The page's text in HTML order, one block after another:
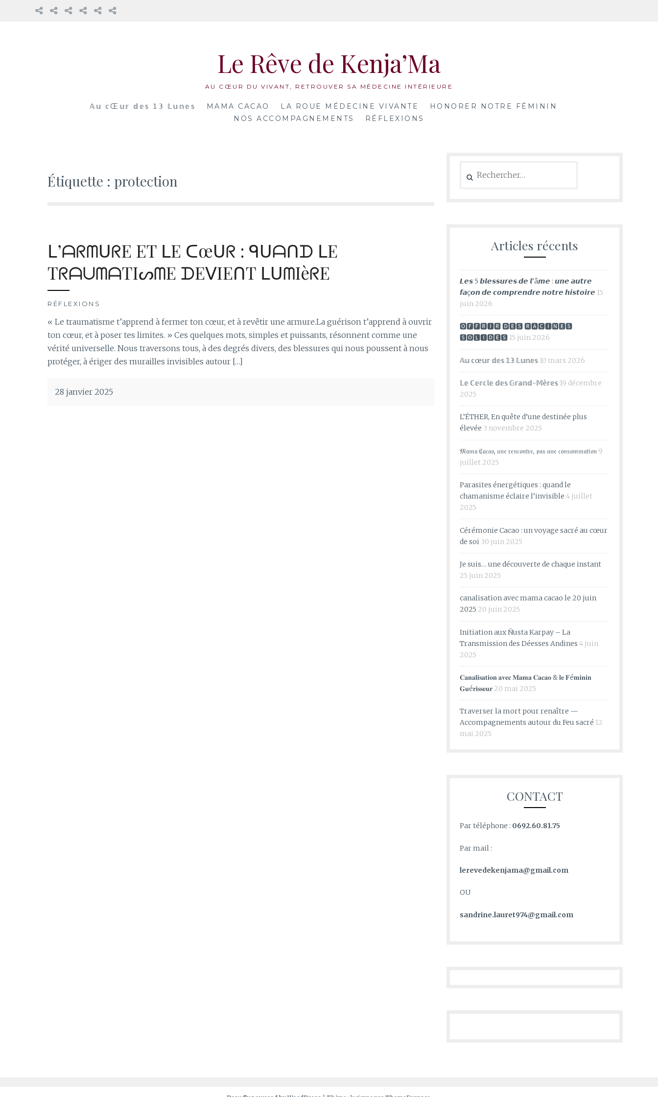
𝔸𝕦Mama
La Honorer
NosRéflexions
Le Rêve de Kenja’Ma
AU CŒUR DU VIVANT, RETROUVER SA MÉDECINE INTÉRIEURE
𝔸𝕦 𝕔Œ𝕦𝕣 𝕕𝕖𝕤 𝟙𝟛 𝕃𝕦𝕟𝕖𝕤 MAMA CACAO LA ROUE MÉDECINE VIVANTE
HONORER NOTRE FÉMININ
NOS ACCOMPAGNEMENTS
RÉFLEXIONS
Étiquette : protection
ᒪ’ᗩᖇᗰᑌᖇE ET ᒪE ᑕœᑌᖇ : ᑫᑌᗩᑎᗪ ᒪE
TᖇᗩᑌᗰᗩTIᔕᗰE ᗪEᐯIEᑎT ᒪᑌᗰIèᖇE
RÉFLEXIONS
« Le traumatisme t’apprend à fermer ton cœur, et à revêtir une armure.La guérison t’apprend à ouvrir
ton cœur, et à poser tes limites. » Ces quelques mots, simples et puissants, résonnent comme une
vérité universelle. Nous traversons tous, à des degrés divers, des blessures qui nous poussent à nous
protéger, à ériger des murailles invisibles autour […]
28 janvier 2025
Articles récents
𝙇𝙚𝙨 5 𝙗𝙡𝙚𝙨𝙨𝙪𝙧𝙚𝙨 𝙙𝙚 𝙡’â𝙢𝙚 : 𝙪𝙣𝙚 𝙖𝙪𝙩𝙧𝙚
𝙛𝙖ç𝙤𝙣 𝙙𝙚 𝙘𝙤𝙢𝙥𝙧𝙚𝙣𝙙𝙧𝙚 𝙣𝙤𝙩𝙧𝙚 𝙝𝙞𝙨𝙩𝙤𝙞𝙧𝙚 15
juin 2026
🅾🅵🅵🆁🅸🆁 🅳🅴🆂 🆁🅰🅲🅸🅽🅴🆂
🆂🅾🅻🅸🅳🅴🆂 15 juin 2026
𝔸𝕦 𝕔œ𝕦𝕣 𝕕𝕖𝕤 𝟙𝟛 𝕃𝕦𝕟𝕖𝕤 10 mars 2026
𝕃𝕖 ℂ𝕖𝕣𝕔𝕝𝕖 𝕕𝕖𝕤 𝔾𝕣𝕒𝕟𝕕-𝕄è𝕣𝕖𝕤 19 décembre
2025
L’ÉTHER, En quête d’une destinée plus
élevée 3 novembre 2025
𝔐𝔞𝔪𝔞 ℭ𝔞𝔠𝔞𝔬, 𝔲𝔫𝔢 𝔯𝔢𝔫𝔠𝔬𝔫𝔱𝔯𝔢, 𝔭𝔞𝔰 𝔲𝔫𝔢 𝔠𝔬𝔫𝔰𝔬𝔪𝔪𝔞𝔱𝔦𝔬𝔫 9
juillet 2025
Parasites énergétiques : quand le
chamanisme éclaire l’invisible 4 juillet
2025
Cérémonie Cacao : un voyage sacré au cœur
de soi 30 juin 2025
Je suis… une découverte de chaque instant
25 juin 2025
canalisation avec mama cacao le 20 juin
2025 20 juin 2025
Initiation aux Ñusta Karpay – La
Transmission des Déesses Andines 4 juin
2025
𝐂𝐚𝐧𝐚𝐥𝐢𝐬𝐚𝐭𝐢𝐨𝐧 𝐚𝐯𝐞𝐜 𝐌𝐚𝐦𝐚 𝐂𝐚𝐜𝐚𝐨 & 𝐥𝐞 𝐅é𝐦𝐢𝐧𝐢𝐧
𝐆𝐮é𝐫𝐢𝐬𝐬𝐞𝐮𝐫 20 mai 2025
Traverser la mort pour renaître —
Accompagnements autour du Feu sacré 12
mai 2025
CONTACT
Par téléphone : 0692.60.81.75
Par mail :
lerevedekenjama@gmail.com
OU
sandrine.lauret974@gmail.com